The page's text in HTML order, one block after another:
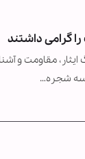
گرامی داشتند
مقاومت و
شجره…